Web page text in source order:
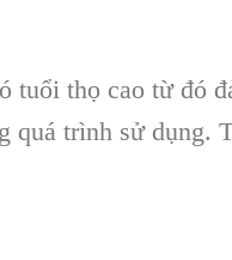
tuổi thọ cao từ đó
quá trình sử dụng.